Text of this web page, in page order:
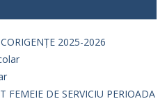
2025-2026
FEMEIE DE SERVICIU PERIOADA